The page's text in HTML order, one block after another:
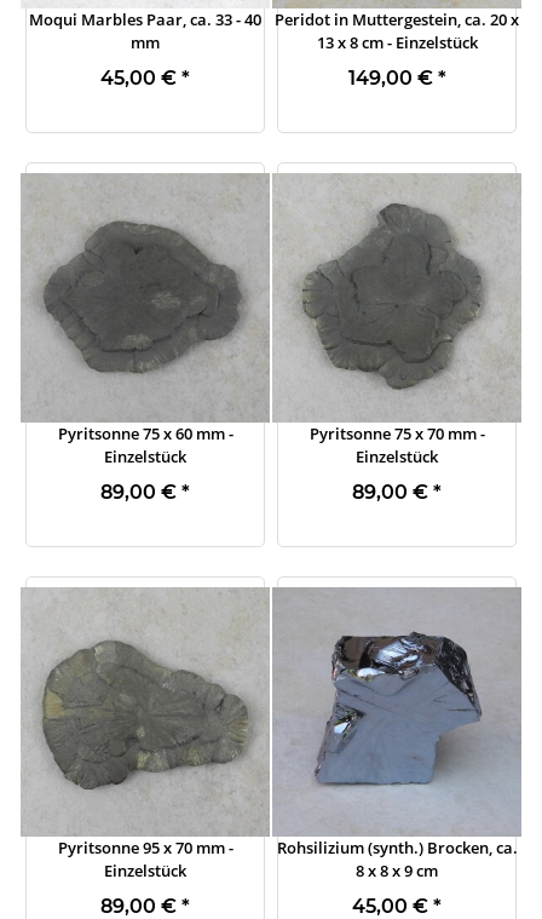
Moqui Marbles Paar, ca. 33 - 40
mm
45,00 € *
Peridot in Muttergestein, ca. 20 x
13 x 8 cm - Einzelstück
149,00 € *
Pyritsonne 75 x 60 mm -
Einzelstück
89,00 € *
Pyritsonne 75 x 70 mm -
Einzelstück
89,00 € *
Pyritsonne 95 x 70 mm -
Einzelstück
89,00 € *
Rohsilizium (synth.) Brocken, ca.
8 x 8 x 9 cm
45,00 € *